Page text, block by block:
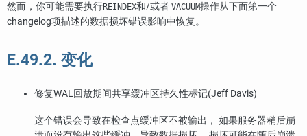
然而，你可能需要执行REINDEX和/或者 VACUUM操作从下面第一个
changelog项描述的数据损坏错误影响中恢复。
E.49.2. 变化
修复WAL回放期间共享缓冲区持久性标记(Jeff Davis)
这个错误会导致在检查点缓冲区不被输出， 如果服务器稍后崩